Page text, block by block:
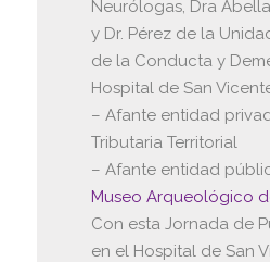
Neurólogas, Dra
y Dr. Pérez de la
de la Conducta y
Hospital de San
– Afante entidad
Tributaria Territorial
– Afante entidad
Museo Arqueológico
Con esta Jornada de
en el Hospital de San